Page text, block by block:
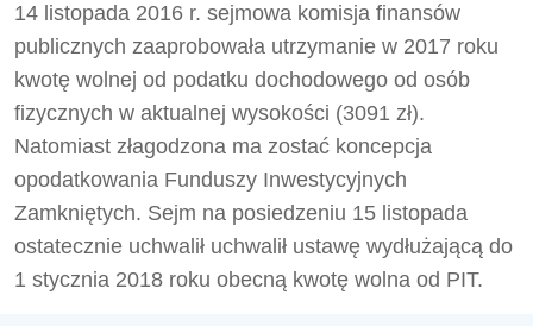
14 listopada 2016 r. sejmowa komisja finansów
publicznych zaaprobowała utrzymanie w 2017 roku
kwotę wolnej od podatku dochodowego od osób
fizycznych w aktualnej wysokości (3091 zł).
Natomiast złagodzona ma zostać koncepcja
opodatkowania Funduszy Inwestycyjnych
Zamkniętych. Sejm na posiedzeniu 15 listopada
ostatecznie uchwalił uchwalił ustawę wydłużającą do
1 stycznia 2018 roku obecną kwotę wolna od PIT.